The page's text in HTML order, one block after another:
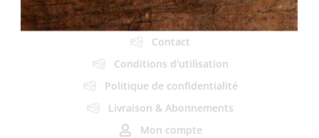
Buffet
Contact
Conditions d'utilisation
Politique de confidentialité
Livraison & Abonnements
Mon compte